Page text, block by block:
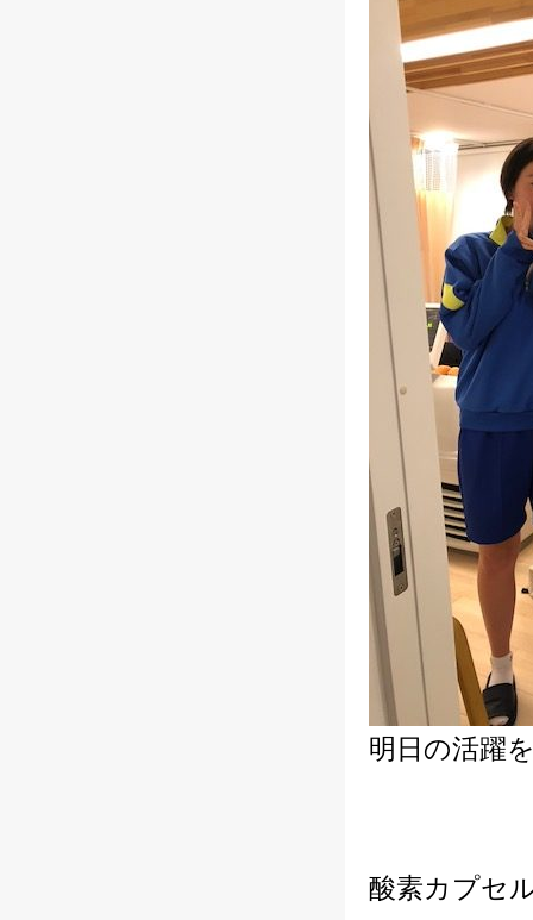
明日の活躍
酸素カプセ